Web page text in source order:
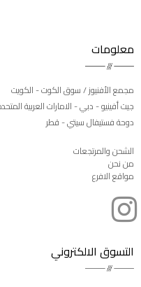
معلومات
مجمع الأفنيوز / سوق الكوت - الكويت
جيت أفينيو - دبي - الامارات العربية المتحدة
دوحة فستيفال سيتي - قطر
الشحن والمرتجعات
من نحن
مواقع الافرع
التسوق الالكتروني